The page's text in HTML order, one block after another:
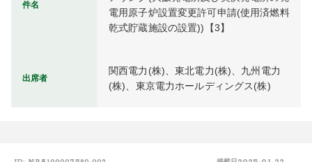
件名
電用原子炉設置変更許可申請(使用済燃料
乾式貯蔵施設の設置))【3】
出席者
関西電力(株)、東北電力(株)、九州電力
(株)、東京電力ホールディングス(株)